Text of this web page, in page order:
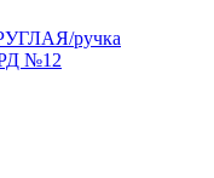
ручка
№12